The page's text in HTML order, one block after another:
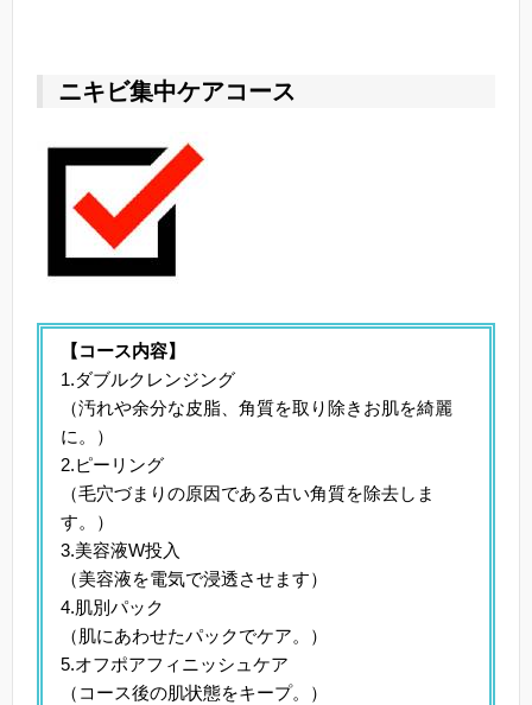
ニキビ集中ケアコース
【コース内容】
1.ダブルクレンジング
（汚れや余分な皮脂、角質を取り除きお肌を綺麗
に。）
2.ピーリング
（毛穴づまりの原因である古い角質を除去しま
す。）
3.美容液W投入
（美容液を電気で浸透させます）
4.肌別パック
（肌にあわせたパックでケア。）
5.オフポアフィニッシュケア
（コース後の肌状態をキープ。）